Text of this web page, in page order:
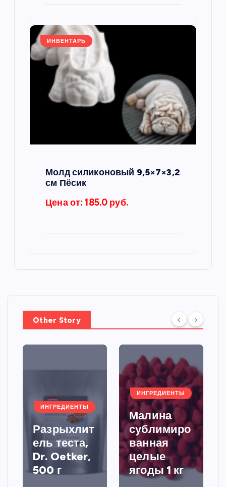
ИНВЕНТАРЬ
Молд силиконовый 9,5×7×3,2
см Пёсик
Цена от: 185.0 руб.
Other Story
ИНГРЕДИЕНТЫ
Разрыхлит
ель теста,
Dr. Oetker,
500 г
ИНГРЕДИЕНТЫ
Малина
сублимиро
ванная
целые
ягоды 1 кг